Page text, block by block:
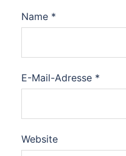
Name *
E-Mail-Adresse *
Website